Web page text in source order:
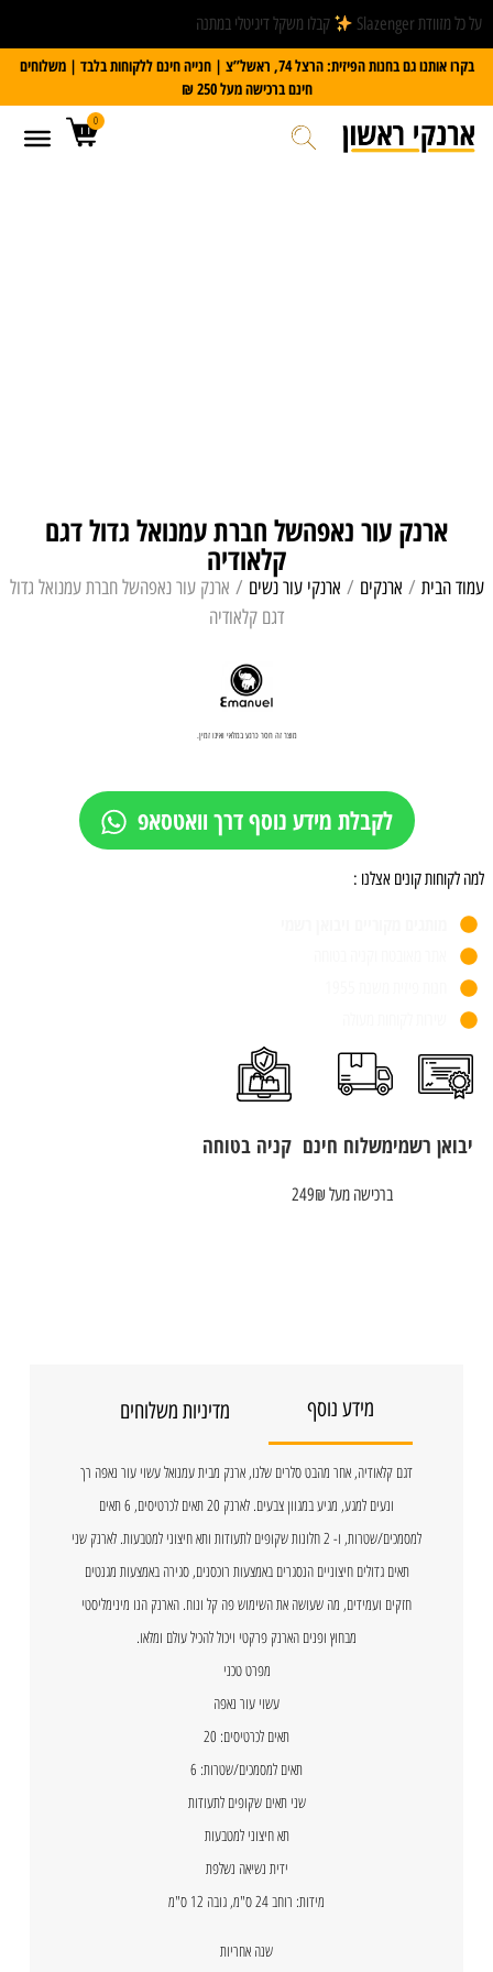
על כל מזוודת Slazenger
קבלו משקל דיגיטלי במתנה
בקרו אותנו גם בחנות הפיזית: הרצל 74, ראשל”צ | חנייה חינם ללקוחות בלבד | משלוחים
חינם ברכישה מעל 250 ₪
0
ארנק עור נאפהשל חברת עמנואל גדול דגם
קלאודיה
עמוד הבית / ארנקים / ארנקי עור נשים / ארנק עור נאפהשל חברת עמנואל גדול
דגם קלאודיה
מוצר זה חסר כרגע במלאי ואינו זמין.
לקבלת מידע נוסף דרך וואטסאפ
למה לקוחות קונים אצלנו :
יבואן רשמימשלוח חינם
ברכישה מעל 249₪
קניה בטוחה
מידע נוסף מדיניות משלוחים
דגם קלאודיה, אחר מהבט סלרים שלנו, ארנק מבית עמנואל עשוי עור נאפה רך
ונעים למגע, מגיע במגוון צבעים. לארנק 20 תאים לכרטיסים, 6 תאים
למסמכים/שטרות, ו- 2 חלונות שקופים לתעודות ותא חיצוני למטבעות. לארנק שני
תאים גדולים חיצוניים הנסגרים באמצעות רוכסנים, סגירה באמצעות מגנטים
חזקים ועמידים, מה שעושה את השימוש פה קל ונוח. הארנק הנו מינימליסטי
מבחוץ ופנים הארנק פרקטי ויכול להכיל עולם ומלאו.
מפרט טכני
עשוי עור נאפה
תאים לכרטיסים: 20
תאים למסמכים/שטרות: 6
שני תאים שקופים לתעודות
תא חיצוני למטבעות
ידית נשיאה נשלפת
מידות: רוחב 24 ס"מ, גובה 12 ס"מ
שנה אחריות